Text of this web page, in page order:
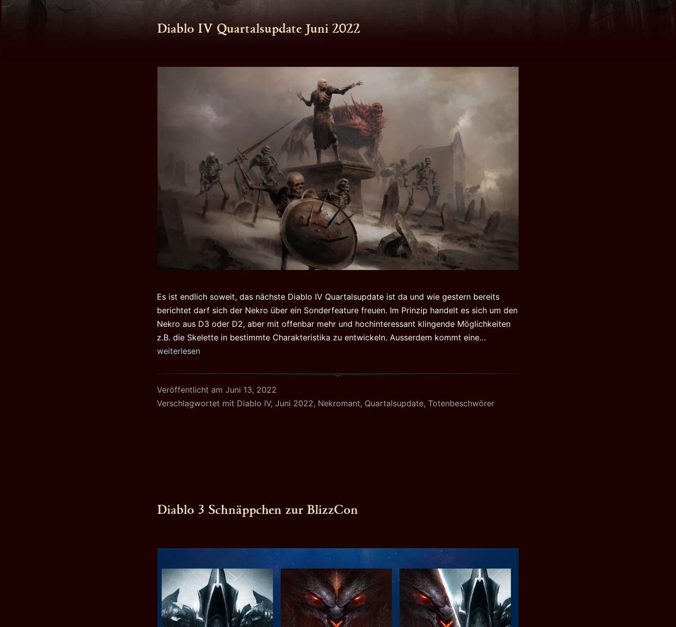
Diablo IV Quartalsupdate Juni 2022
Es ist endlich soweit, das nächste Diablo IV Quartalsupdate ist da und wie gestern bereits
berichtet darf sich der Nekro über ein Sonderfeature freuen. Im Prinzip handelt es sich um den
Nekro aus D3 oder D2, aber mit offenbar mehr und hochinteressant klingende Möglichkeiten
z.B. die Skelette in bestimmte Charakteristika zu entwickeln. Ausserdem kommt eine…
weiterlesen
Veröffentlicht am Juni 13, 2022
Verschlagwortet mit Diablo IV, Juni 2022, Nekromant, Quartalsupdate, Totenbeschwörer
Diablo 3 Schnäppchen zur BlizzCon